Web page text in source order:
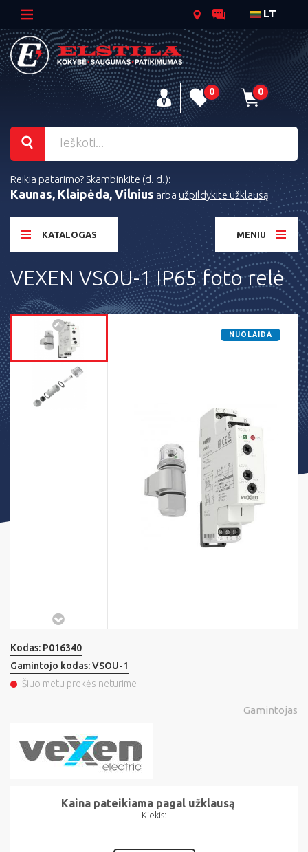
LT
0 0
Reikia patarimo? Skambinkite (d. d.):
Kaunas, Klaipėda, Vilnius arba užpildykite užklausą
KATALOGAS MENIU
VEXEN VSOU-1 IP65 foto relė
NUOLAIDA
Kodas: P016340
Gamintojo kodas:VSOU-1
Šiuo metu prekės neturime
Gamintojas
Kaina pateikiama pagal užklausą
Kiekis: